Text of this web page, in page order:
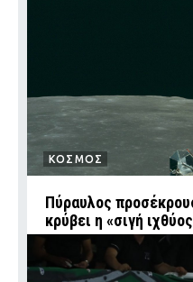
ΚΟΣΜΟΣ
Πύραυλος
κρύβει η «σιγή